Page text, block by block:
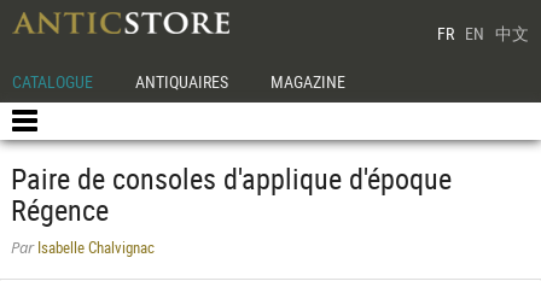
FR EN 中文
CATALOGUE ANTIQUAIRES MAGAZINE
Paire de consoles d'applique d'époque
Régence
ParIsabelle Chalvignac